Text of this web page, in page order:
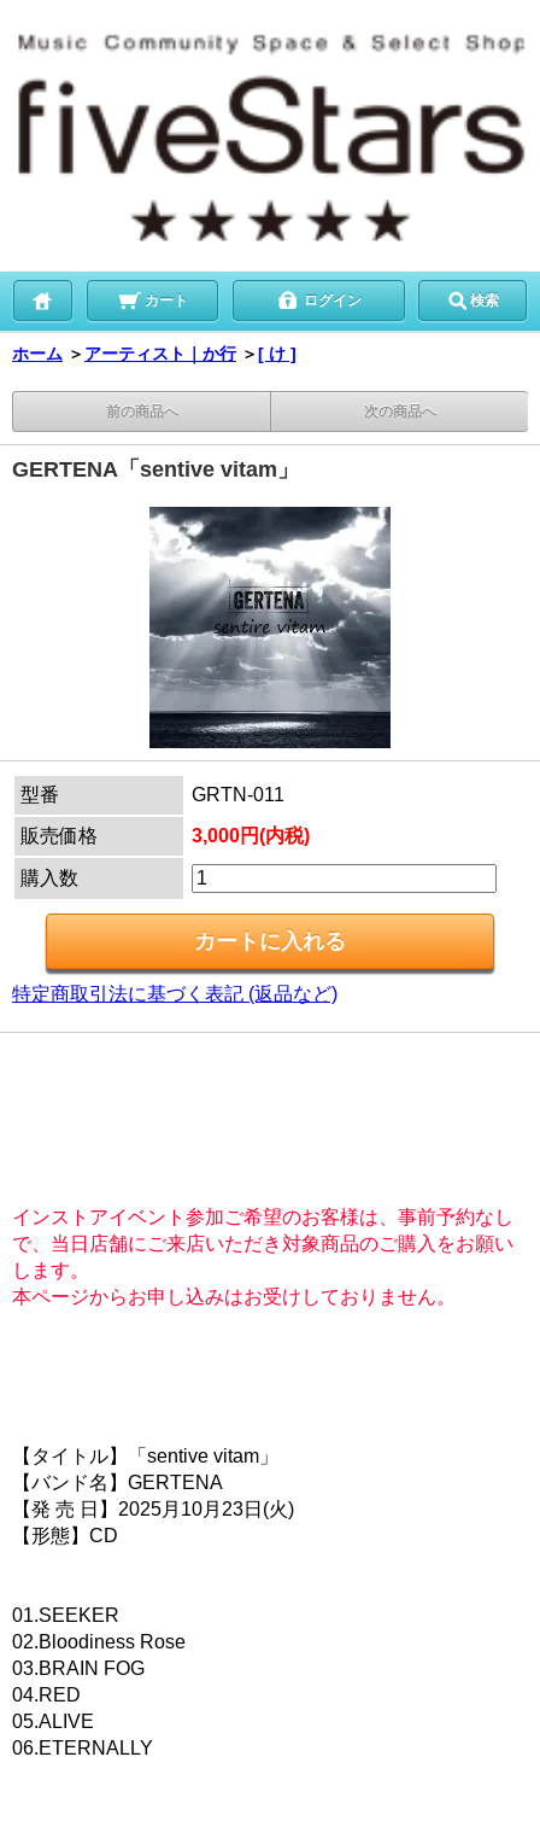
カート ログイン 検索
ホーム ＞ アーティスト｜か行 ＞[ け ]
前の商品へ 次の商品へ
GERTENA「sentive vitam」
型番
GRTN-011
販売価格
3,000円(内税)
購入数
特定商取引法に基づく表記 (返品など)
インストアイベント参加ご希望のお客様は、事前予約なし
で、当日店舗にご来店いただき対象商品のご購入をお願い
します。
本ページからお申し込みはお受けしておりません。
【タイトル】「sentive vitam」
【バンド名】GERTENA
【発 売 日】2025月10月23日(火)
【形態】CD
01.SEEKER
02.Bloodiness Rose
03.BRAIN FOG
04.RED
05.ALIVE
06.ETERNALLY